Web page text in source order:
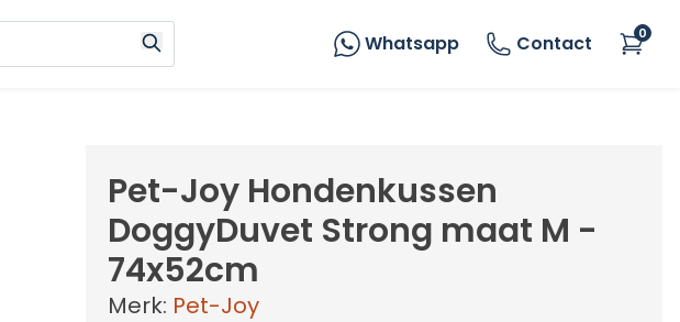
Whatsapp Contact 0
Pet-Joy Hondenkussen
DoggyDuvet Strong maat M -
74x52cm
Merk: Pet-Joy